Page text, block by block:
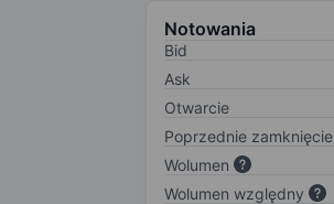
Notowania
Bid
Ask
Otwarcie
Poprzednie zamknięcie
Wolumen
Wolumen względny